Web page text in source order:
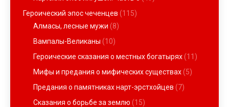
Героический эпос чеченцев (115)
Алмасы, лесные мужи (8)
Вампалы-Великаны (10)
Героические сказания о местных богатырях(11)
Мифы и предания о мифических существах(5)
Предания о памятниках нарт-эрстхойцев (7)
Сказания о борьбе за землю (15)